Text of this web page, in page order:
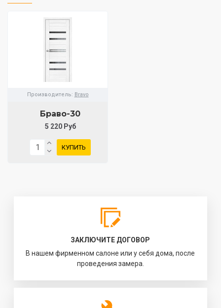
Производитель: Bravo
Браво-30
5 220 Руб
КУПИТЬ
ЗАКЛЮЧИТЕ ДОГОВОР
В нашем фирменном салоне или у себя дома, после
проведения замера.